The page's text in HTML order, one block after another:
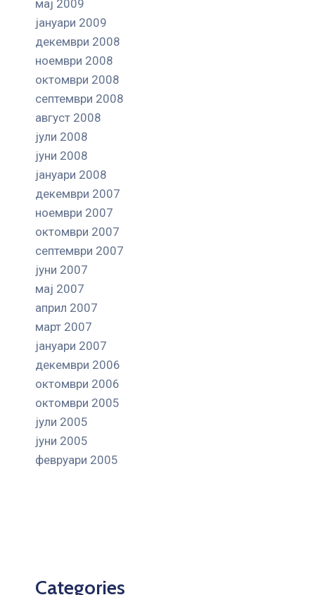
мај 2009
јануари 2009
декември 2008
ноември 2008
октомври 2008
септември 2008
август 2008
јули 2008
јуни 2008
јануари 2008
декември 2007
ноември 2007
октомври 2007
септември 2007
јуни 2007
мај 2007
април 2007
март 2007
јануари 2007
декември 2006
октомври 2006
октомври 2005
јули 2005
јуни 2005
февруари 2005
Categories